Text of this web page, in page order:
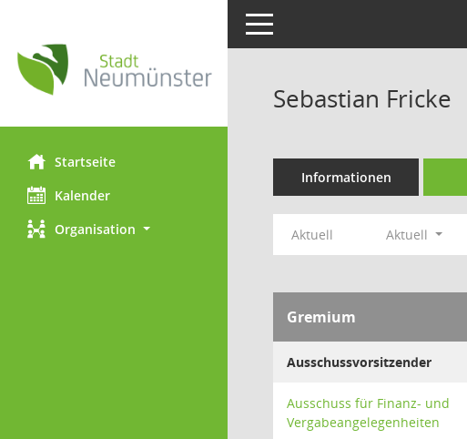
Startseite
Kalender
Organisation
Toggle navigation
Sebastian Fricke
Informationen
Aktuell Aktuell
Gremium
Ausschussvorsitzender
Ausschuss für Finanz- und
Vergabeangelegenheiten